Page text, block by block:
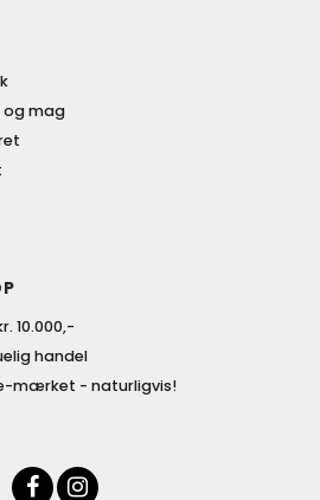
og mag
10.000,-
handel
mærket - naturligvis!